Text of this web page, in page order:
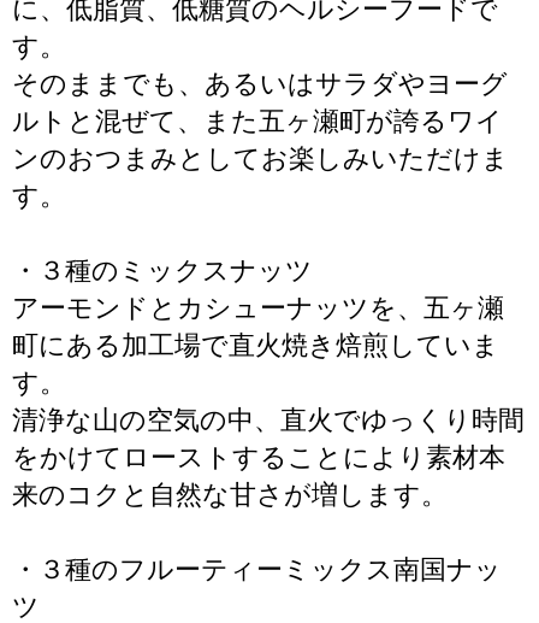
に、低脂質、低糖質のヘルシーフードで
す。
そのままでも、あるいはサラダやヨーグ
ルトと混ぜて、また五ヶ瀬町が誇るワイ
ンのおつまみとしてお楽しみいただけま
す。
・３種のミックスナッツ
アーモンドとカシューナッツを、五ヶ瀬
町にある加工場で直火焼き焙煎していま
す。
清浄な山の空気の中、直火でゆっくり時間
をかけてローストすることにより素材本
来のコクと自然な甘さが増します。
・３種のフルーティーミックス南国ナッ
ツ